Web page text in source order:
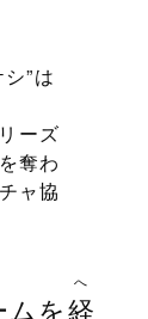
”は
ーズ
奪わ
ャ協
を経
へ